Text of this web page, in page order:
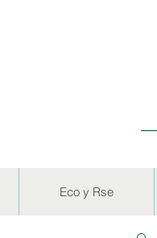
Eco y Rse